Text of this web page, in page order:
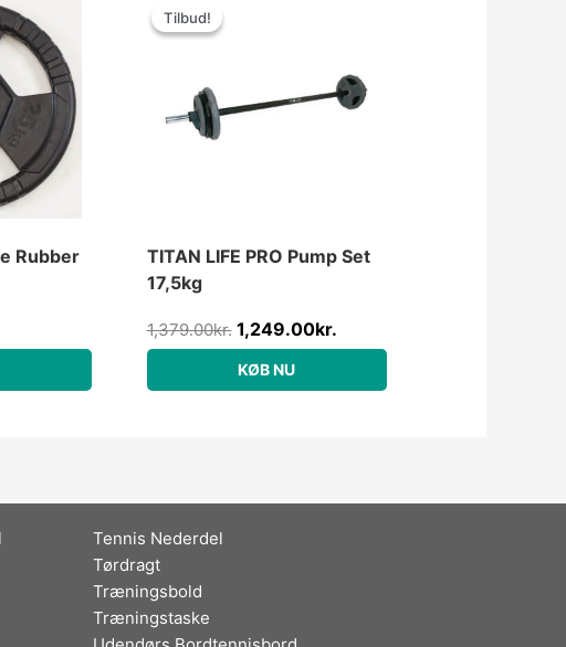
Rubber
Tilbud!
Tilbud!
TITAN LIFE PRO Pump Set
17,5kg
1,379.00kr.
1,379.00kr..
1,249.00kr.
1,249.00kr..
KØB NU
Tennis Nederdel
Tørdragt
Træningsbold
Træningstaske